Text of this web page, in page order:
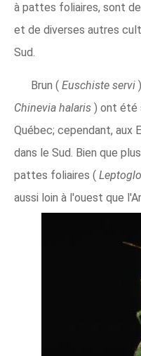
à pattes foliaires, sont
et de diverses autres
Sud.
Brun ( Euschiste servi
Chinevia halaris ) ont été
Québec; cependant, aux
dans le Sud. Bien que
pattes foliaires (
aussi loin à l'ouest que